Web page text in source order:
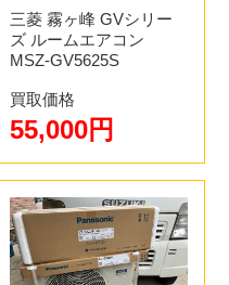
の場で現金買取致しま
る場合もございます。
三菱 霧ヶ峰 GVシリー
ズ ルームエアコン
MSZ-GV5625S
買取価格
55,000円